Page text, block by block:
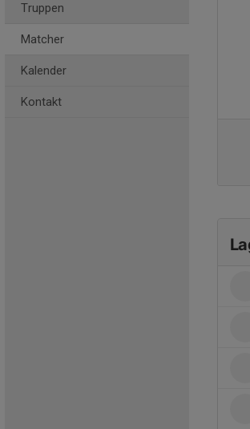
Truppen
Matcher
Kalender
Kontakt